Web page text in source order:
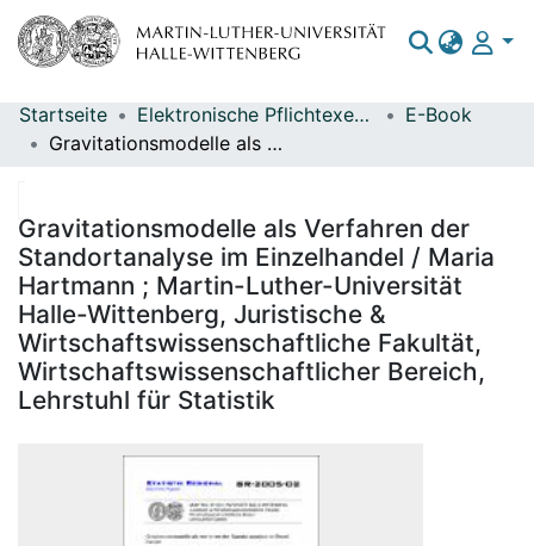
Bereiche & Sammlungen
Statistiken
Startseite Elektronische Pflichtexemplare
E-Book
Gravitationsmodelle als Verfahren der Standortanalyse im Einzelhandel / Maria Hartmann ; Martin-Luther-Universität Halle-Wittenberg, Juristische & Wirtschaftswissenschaftliche Fakultät, Wirtschaftswissenschaftlicher Bereich, Lehrstuhl für Statistik
Gravitationsmodelle als Verfahren der
Standortanalyse im Einzelhandel / Maria
Hartmann ; Martin-Luther-Universität
Halle-Wittenberg, Juristische &
Wirtschaftswissenschaftliche Fakultät,
Wirtschaftswissenschaftlicher Bereich,
Lehrstuhl für Statistik